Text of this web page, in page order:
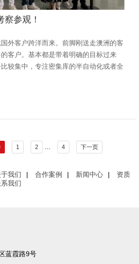
参观！
外客户跨洋而来。前脚刚送走澳洲的客
客户。基本都是带着明确的目标过来
较集中，专注密集库的半自动化或者全
1 2 ... 4 下一页
我们 | 合作案例 | 新闻中心 |
资质
我们
蓝霞路9号